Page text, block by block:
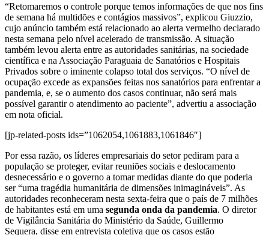
“Retomaremos o controle porque temos informações de que nos fins
de semana há multidões e contágios massivos”, explicou Giuzzio,
cujo anúncio também está relacionado ao alerta vermelho declarado
nesta semana pelo nível acelerado de transmissão. A situação
também levou alerta entre as autoridades sanitárias, na sociedade
científica e na Associação Paraguaia de Sanatórios e Hospitais
Privados sobre o iminente colapso total dos serviços. “O nível de
ocupação excede as expansões feitas nos sanatórios para enfrentar a
pandemia, e, se o aumento dos casos continuar, não será mais
possível garantir o atendimento ao paciente”, advertiu a associação
em nota oficial.
[jp-related-posts ids=”1062054,1061883,1061846″]
Por essa razão, os líderes empresariais do setor pediram para a
população se proteger, evitar reuniões sociais e deslocamento
desnecessário e o governo a tomar medidas diante do que poderia
ser “uma tragédia humanitária de dimensões inimagináveis”. As
autoridades reconheceram nesta sexta-feira que o país de 7 milhões
de habitantes está em uma segunda onda da pandemia. O diretor
de Vigilância Sanitária do Ministério da Saúde, Guillermo
Sequera, disse em entrevista coletiva que os casos estão